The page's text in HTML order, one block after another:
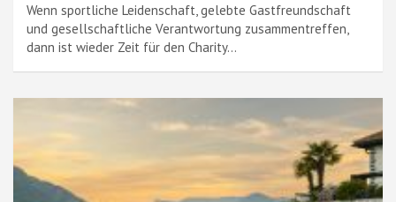
Wenn sportliche Leidenschaft, gelebte Gastfreundschaft
und gesellschaftliche Verantwortung zusammentreffen,
dann ist wieder Zeit für den Charity…